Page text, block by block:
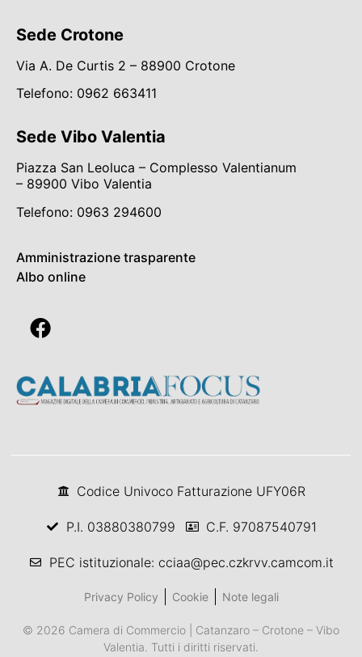
Sede Crotone
Via A. De Curtis 2 – 88900 Crotone
Telefono: 0962 663411
Sede Vibo Valentia
Piazza San Leoluca – Complesso Valentianum
– 89900 Vibo Valentia
Telefono: 0963 294600
Amministrazione trasparente
Albo online
Codice Univoco Fatturazione UFY06R
P.I. 03880380799 C.F. 97087540791
PEC istituzionale: cciaa@pec.czkrvv.camcom.it
Privacy Policy Cookie Note legali
© 2026 Camera di Commercio | Catanzaro – Crotone – Vibo
Valentia. Tutti i diritti riservati.